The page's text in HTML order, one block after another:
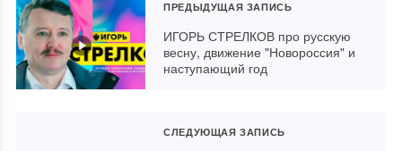
ПРЕДЫДУЩАЯ ЗАПИСЬ
ИГОРЬ СТРЕЛКОВ про русскую
весну, движение "Новороссия" и
наступающий год
СЛЕДУЮЩАЯ ЗАПИСЬ